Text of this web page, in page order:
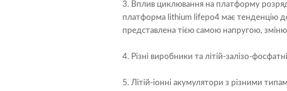
3. Вплив циклювання на платформу
платформа lithium lifepo4 має тенденцію
представлена ​​тією самою напругою,
4. Різні виробники та літій-залізо-
5. Літій-іонні акумулятори з різними